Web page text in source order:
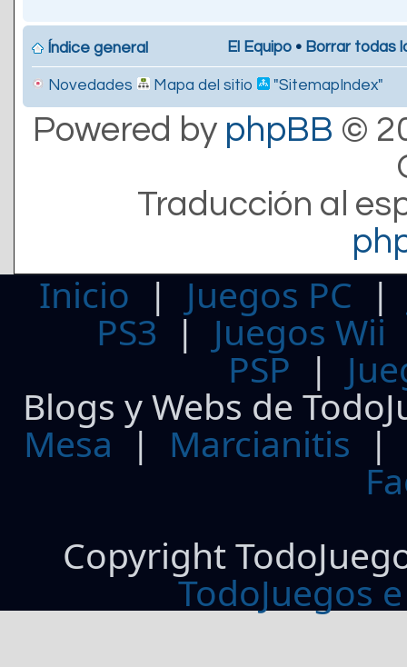
Índice general El Equipo • Borrar todas
Novedades Mapa del sitio "SitemapIndex"
Powered by phpBB ©
Traducción al
Inicio | Juegos PC
PS3| Juegos Wii
PSP |
Blogs y Webs de
Mesa | Marcianitis |
Copyright
TodoJuegos